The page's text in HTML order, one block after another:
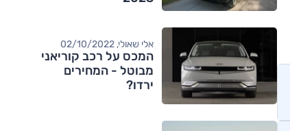
אלי שאולי, 02/10/2022
המכס על רכב קוריאני
מבוטל - המחירים
ירדו?